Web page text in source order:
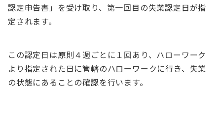
認定申告書」を受け取り、第一回目の失業認定日が指
定されます。
この認定日は原則４週ごとに１回あり、ハローワーク
より指定された日に管轄のハローワークに行き、失業
の状態にあることの確認を行います。